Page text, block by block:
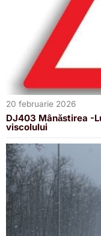
20 februarie 2026
DJ403 Mânăstirea -
viscolului